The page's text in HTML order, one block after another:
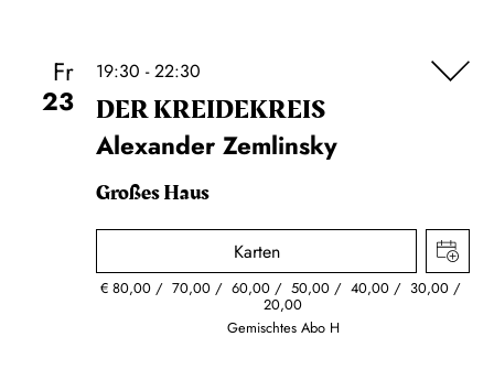
Fr
23
19:30 - 22:30
DER KREIDE­KREIS
Alexander Zemlinsky
Großes Haus
Karten
€80,00 70,00 60,00 50,00 40,00 30,00
20,00
Gemischtes Abo H